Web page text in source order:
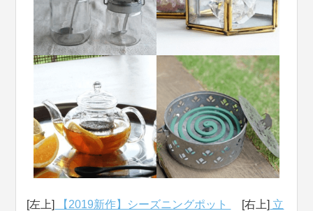
[左上] 【2019新作】シーズニングポット [右上] 立